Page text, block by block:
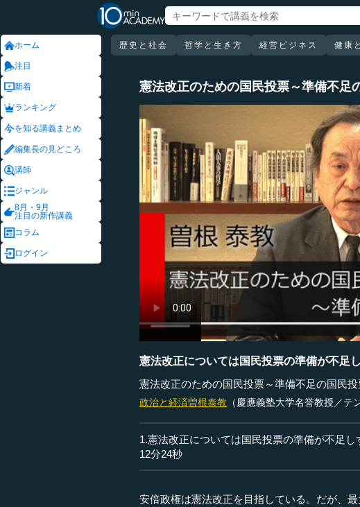
ホーム
注目
新着
ランキング
を知る講義まとめ
編集長の見どころ
講師
ジャンル
8月・9月
注目の新作講義
コラム
ログイン
歴史と社会 哲学と生き方 経営ビジネス 健康
憲法改正のための国民投票～準備不足
憲法改正については国民投票の準備が不足
憲法改正のための国民投票～準備不足の国民投
政治と経済曽根泰教 （慶應義塾大学名誉教授／テ
1.憲法改正については国民投票の準備が不足し
12分24秒
安倍政権は憲法改正を目指している。だが、